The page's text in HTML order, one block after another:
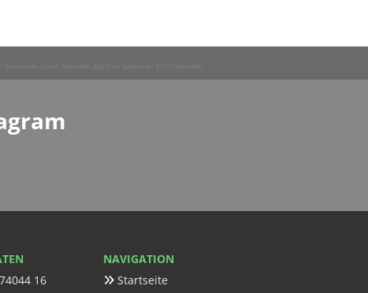
Classic Farbstifte, Jolly 24er Superstars DUO Fasermaler
16
NAVIGATION
 Startseite